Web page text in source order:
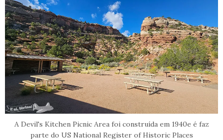
A Devil's Kitchen Picnic Area foi construída em 1940e é faz
parte do US National Register of Historic Places